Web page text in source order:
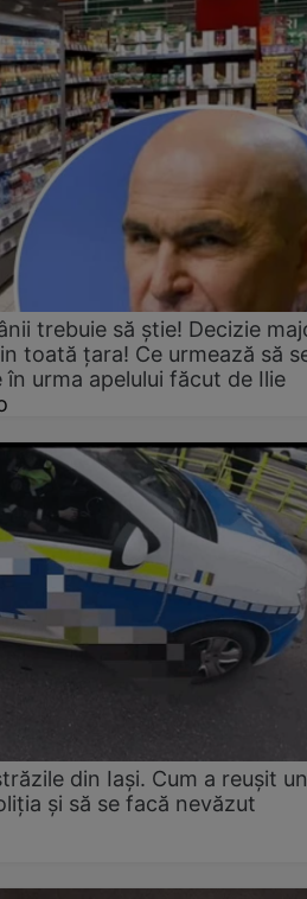
trebuie să știe! Decizie
toată țara! Ce urmează să
urma apelului făcut de Ilie
din Iași. Cum a reușit un
și să se facă nevăzut